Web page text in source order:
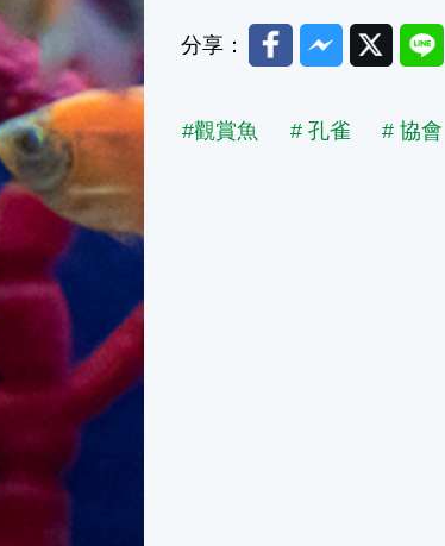
分享： FacebookMessenger
TwitterLine
#觀賞魚 # 孔雀 # 協會